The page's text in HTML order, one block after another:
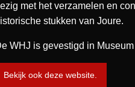
met het verzamelen en
stukken van Joure.
WHJ is gevestigd in
Bekijk ook deze website.